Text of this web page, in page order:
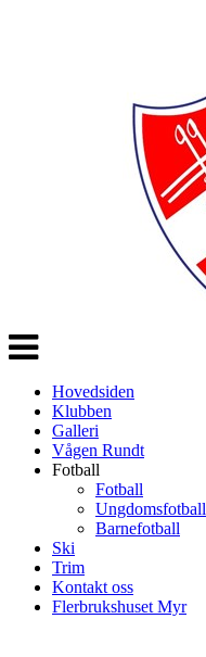
Veksle
navigasjon
Hovedsiden
Klubben
Galleri
Vågen Rundt
Fotball
Fotball
Ungdomsfotball
Barnefotball
Ski
Trim
Kontakt oss
Flerbrukshuset Myr